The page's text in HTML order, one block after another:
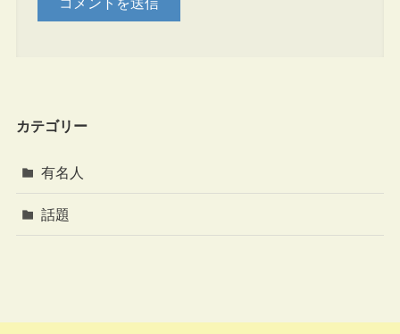
カテゴリー
有名人
話題